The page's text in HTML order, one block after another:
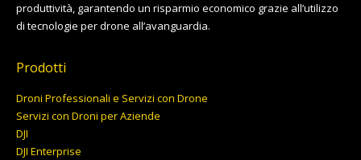
produttività, garantendo un risparmio economico grazie all’utilizzo
di tecnologie per drone all’avanguardia.
Prodotti
Droni Professionali e Servizi con Drone
Servizi con Droni per Aziende
DJI
DJI Enterprise